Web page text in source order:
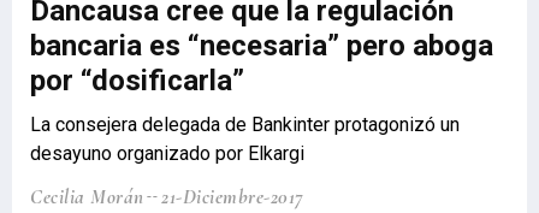
Dancausa cree que la regulación
bancaria es “necesaria” pero aboga
por “dosificarla”
La consejera delegada de Bankinter protagonizó un
desayuno organizado por Elkargi
Cecilia Morán 21-Diciembre-2017